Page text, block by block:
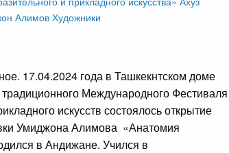
Алимов Художники
17.04.2024 года в Ташкекнтском доме
Международного Фестиваля
искусств состоялось открытие
Умиджона Алимова «Анатомия
в Андижане. Учился в